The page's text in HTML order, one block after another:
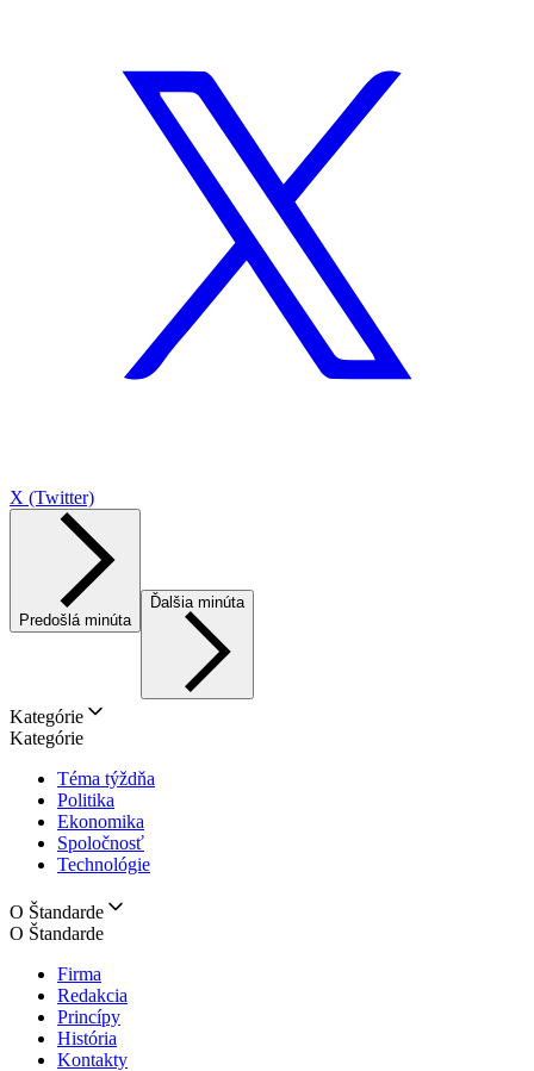
X (Twitter)
Predošlá minúta
Ďalšia minúta
Kategórie
Kategórie
Téma týždňa
Politika
Ekonomika
Spoločnosť
Technológie
O Štandarde
O Štandarde
Firma
Redakcia
Princípy
História
Kontakty